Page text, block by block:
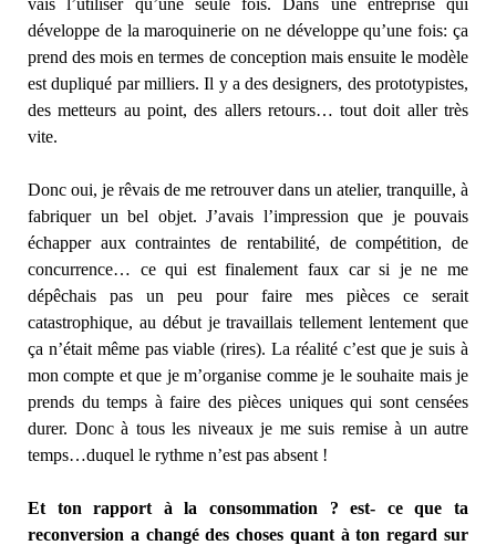
développe de la maroquinerie on ne développe qu’une fois: ça
prend des mois en termes de conception mais ensuite le modèle
est dupliqué par milliers. Il y a des designers, des prototypistes,
des metteurs au point, des allers retours… tout doit aller très
vite.
Donc oui, je rêvais de me retrouver dans un atelier, tranquille, à
fabriquer un bel objet. J’avais l’impression que je pouvais
échapper aux contraintes de rentabilité, de compétition, de
concurrence… ce qui est finalement faux car si je ne me
dépêchais pas un peu pour faire mes pièces ce serait
catastrophique, au début je travaillais tellement lentement que
ça n’était même pas viable (rires). La réalité c’est que je suis à
mon compte et que je m’organise comme je le souhaite mais je
prends du temps à faire des pièces uniques qui sont censées
durer. Donc à tous les niveaux je me suis remise à un autre
temps…duquel le rythme n’est pas absent !
Et ton rapport à la consommation ? est- ce que ta
reconversion a changé des choses quant à ton regard sur